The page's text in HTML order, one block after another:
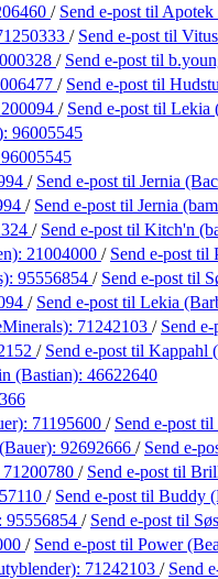
/ Send e-post til Apotek
/ Send e-post til
/ Send e-post til
/ Send e-post til
/ Send e-post til Lekia
96005545
96005545
/ Send e-post til Jernia
/ Send e-post til Jernia
/ Send e-post til Kitch'n
21004000 / Send e-post til
95556854 / Send e-post til
/ Send e-post til Lekia
71242103 / Send e-
/ Send e-post til Kappahl
(Bastian): 46622640
71195600 / Send e-post til
92692666 / Send e-
71200780 / Send e-post til
/ Send e-post til Buddy
95556854 / Send e-post til
/ Send e-post til Power
71242103 / Send